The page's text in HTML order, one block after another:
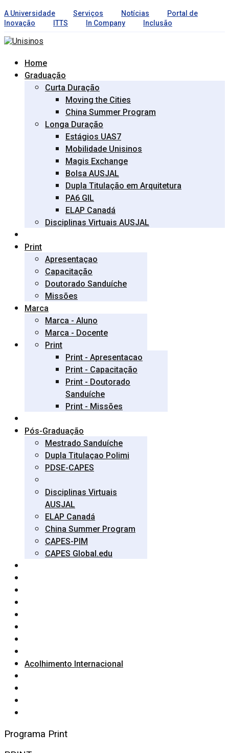
A Universidade Serviços Notícias
Portal de
Inovação
ITTS In Company Inclusão
Home
Graduação
Curta Duração
Moving the Cities
China Summer Program
Longa Duração
Estágios UAS7
Mobilidade Unisinos
Magis Exchange
Bolsa AUSJAL
Dupla Titulação em Arquitetura
PA6 GIL
ELAP Canadá
Disciplinas Virtuais AUSJAL
Print
Apresentaçao
Capacitação
Doutorado Sanduíche
Missões
Marca
Marca - Aluno
Marca - Docente
Print
Print - Apresentacao
Print - Capacitação
Print - Doutorado
Sanduíche
Print - Missões
Pós-Graduação
Mestrado Sanduíche
Dupla Titulaçao Polimi
PDSE-CAPES
Disciplinas Virtuais
AUSJAL
ELAP Canadá
China Summer Program
CAPES-PIM
CAPES Global.edu
Acolhimento Internacional
Programa Print